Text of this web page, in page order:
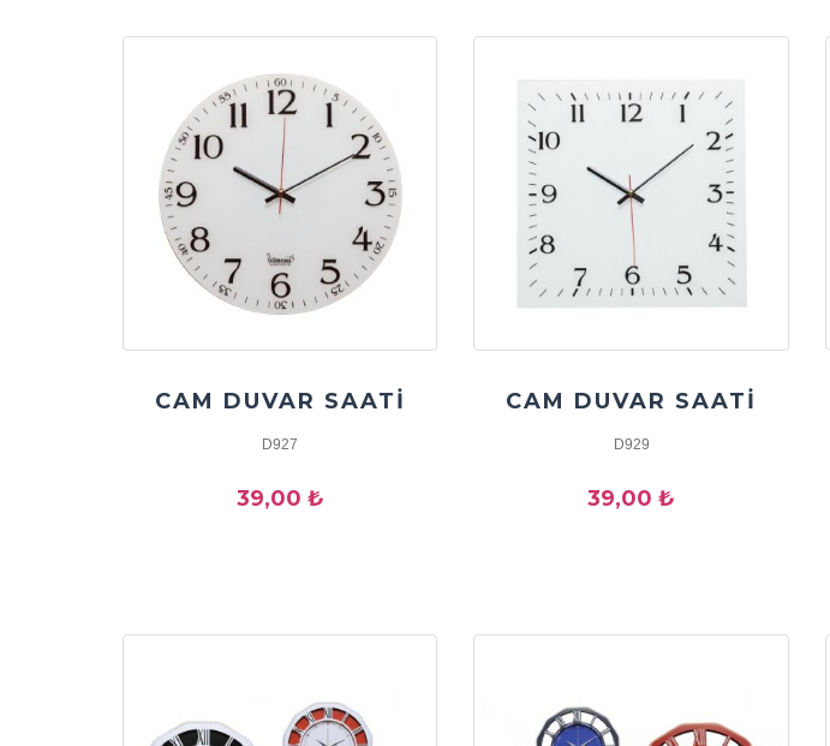
CAM DUVAR SAATİ
D927
39,00 ₺
CAM DUVAR SAATİ
D929
39,00 ₺